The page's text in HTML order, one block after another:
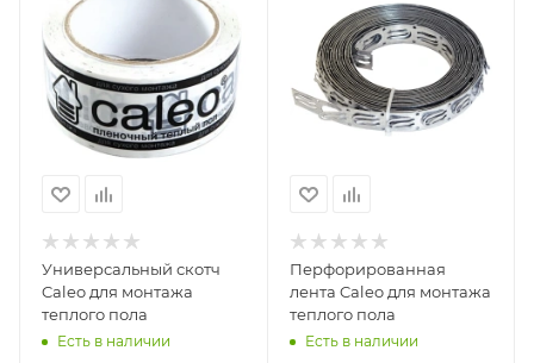
Универсальный скотч
Caleo для монтажа
теплого пола
Есть в наличии
Перфорированная
лента Caleo для монтажа
теплого пола
Есть в наличии